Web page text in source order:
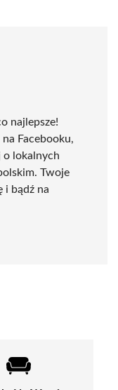
najlepsze!
na Facebooku,
o lokalnych
Twoje
i bądź na